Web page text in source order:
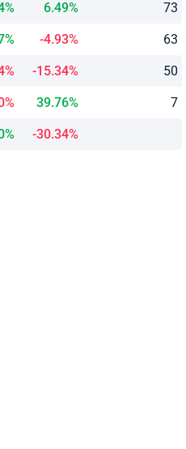
6.49% 73
-4.93% 63
-15.34% 50
39.76% 7
-30.34%